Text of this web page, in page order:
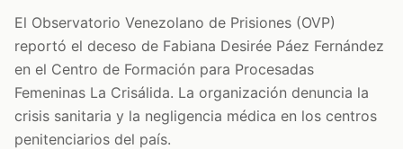
El Observatorio Venezolano de Prisiones (OVP)
reportó el deceso de Fabiana Desirée Páez Fernández
en el Centro de Formación para Procesadas
Femeninas La Crisálida. La organización denuncia la
crisis sanitaria y la negligencia médica en los centros
penitenciarios del país.